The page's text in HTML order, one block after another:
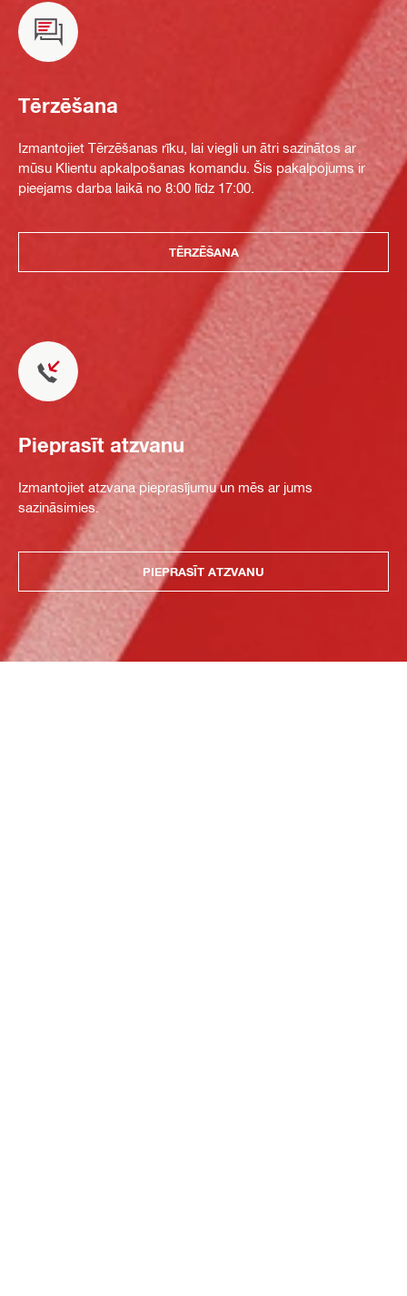
Tērzēšana
Izmantojiet Tērzēšanas rīku, lai viegli un ātri sazinātos ar
mūsu Klientu apkalpošanas komandu. Šis pakalpojums ir
pieejams darba laikā no 8:00 līdz 17:00.
TĒRZĒŠANA
Pieprasīt atzvanu
Izmantojiet atzvana pieprasījumu un mēs ar jums
sazināsimies.
PIEPRASĪT ATZVANU